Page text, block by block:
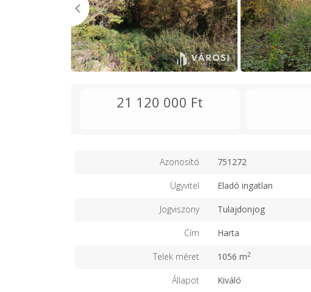
21 120 000 Ft
Azonosító 751272
Ügyvitel Eladó ingatlan
Jogviszony Tulajdonjog
Cím Harta
Telek méret 1056 m2
Állapot Kiváló